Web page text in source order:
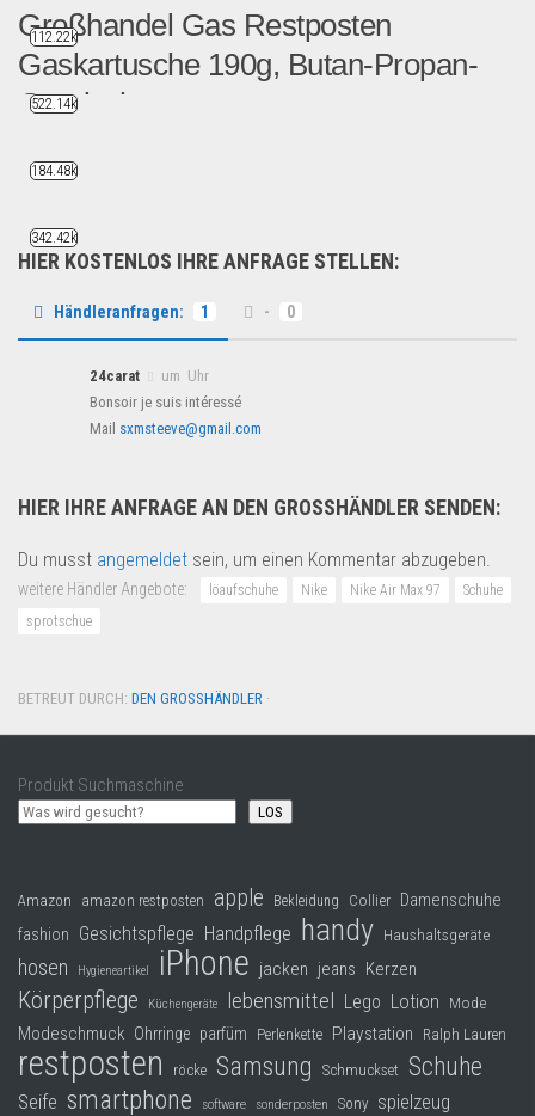
Großhandel Gas Restposten
Gaskartusche 190g, Butan-Propan-
Gemisch
Sport & Freizeit
HIER KOSTENLOS IHRE ANFRAGE STELLEN:
Händleranfragen: 1 - 0
24carat
um Uhr
Bonsoir je suis intéressé
Mail sxmsteeve@gmail.com
HIER IHRE ANFRAGE AN DEN GROSSHÄNDLER SENDEN:
Du musst angemeldet sein, um einen Kommentar abzugeben.
weitere Händler Angebote: löaufschuhe Nike Nike Air Max 97
Schuhe
sprotschue
BETREUT DURCH: DEN GROSSHÄNDLER ·
Produkt Suchmaschine
LOS
Amazon amazon restposten apple Bekleidung Collier Damenschuhe
fashion Gesichtspflege Handpflege handy Haushaltsgeräte
hosen Hygieneartikel iPhone jacken jeans Kerzen
Körperpflege Küchengeräte lebensmittel Lego Lotion Mode
Modeschmuck Ohrringe parfüm Perlenkette Playstation Ralph Lauren
restposten röcke Samsung Schmuckset Schuhe
Seife smartphone software sonderposten Sony spielzeug
112.22k
522.14k
184.48k
342.42k